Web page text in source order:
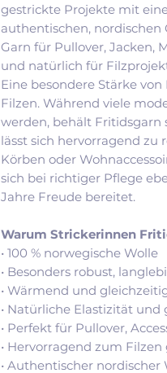
gestrickte Projekte mit
authentischen, nordischen
Garn für Pullover, Jacken,
und natürlich für
Eine besondere Stärke
Filzen. Während viele
werden, behält Fritidsgarn
lässt sich hervorragend zu
Körben oder
sich bei richtiger Pflege
Jahre Freude bereitet.
Warum Strickerinnen
• 100 % norwegische Wolle
• Besonders robust,
• Wärmend und
• Natürliche Elastizität
• Perfekt für Pullover,
• Hervorragend zum
• Authentischer nordischer